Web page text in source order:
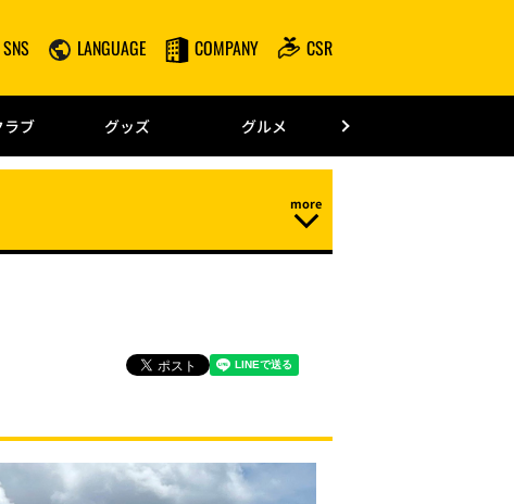
SNS LANGUAGE COMPANY CSR
ラブ グッズ グルメ